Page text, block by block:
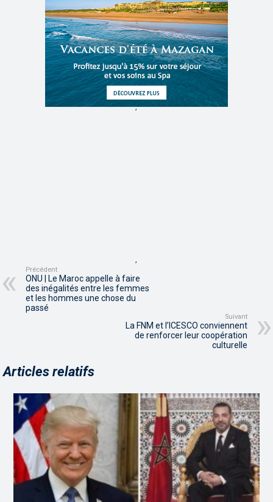
,
,
Précédent
ONU | Le Maroc appelle à faire
des inégalités entre les femmes
et les hommes une chose du
passé
Suivant
La FNM et l’ICESCO conviennent
de renforcer leur coopération
culturelle
Articles relatifs